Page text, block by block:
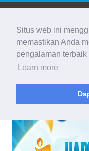
Situs web ini
memastikan Anda
pengalaman
Learn more